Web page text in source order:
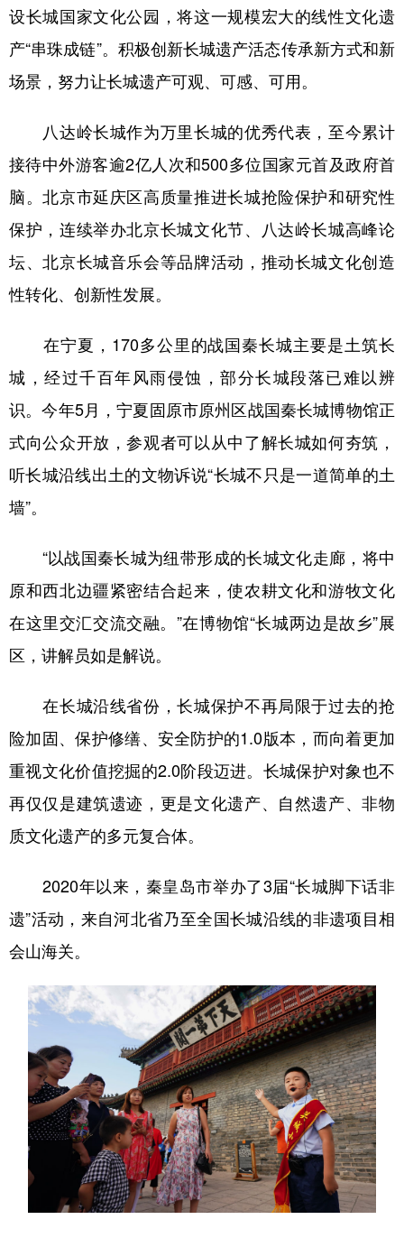
设长城国家文化公园，将这一规模宏大的线性文化遗
产“串珠成链”。积极创新长城遗产活态传承新方式和新
场景，努力让长城遗产可观、可感、可用。
八达岭长城作为万里长城的优秀代表，至今累计
接待中外游客逾2亿人次和500多位国家元首及政府首
脑。北京市延庆区高质量推进长城抢险保护和研究性
保护，连续举办北京长城文化节、八达岭长城高峰论
坛、北京长城音乐会等品牌活动，推动长城文化创造
性转化、创新性发展。
在宁夏，170多公里的战国秦长城主要是土筑长
城，经过千百年风雨侵蚀，部分长城段落已难以辨
识。今年5月，宁夏固原市原州区战国秦长城博物馆正
式向公众开放，参观者可以从中了解长城如何夯筑，
听长城沿线出土的文物诉说“长城不只是一道简单的土
墙”。
“以战国秦长城为纽带形成的长城文化走廊，将中
原和西北边疆紧密结合起来，使农耕文化和游牧文化
在这里交汇交流交融。”在博物馆“长城两边是故乡”展
区，讲解员如是解说。
在长城沿线省份，长城保护不再局限于过去的抢
险加固、保护修缮、安全防护的1.0版本，而向着更加
重视文化价值挖掘的2.0阶段迈进。长城保护对象也不
再仅仅是建筑遗迹，更是文化遗产、自然遗产、非物
质文化遗产的多元复合体。
2020年以来，秦皇岛市举办了3届“长城脚下话非
遗”活动，来自河北省乃至全国长城沿线的非遗项目相
会山海关。